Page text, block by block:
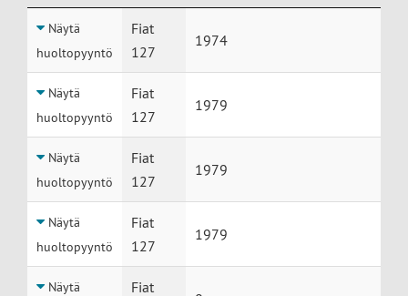
Huolto
Auto
Näytä
huoltopyyntö
Fiat
127
1974
Näytä
huoltopyyntö
Fiat
127
1979
Näytä
huoltopyyntö
Fiat
127
1979
Näytä
huoltopyyntö
Fiat
127
1979
Näytä
Fiat